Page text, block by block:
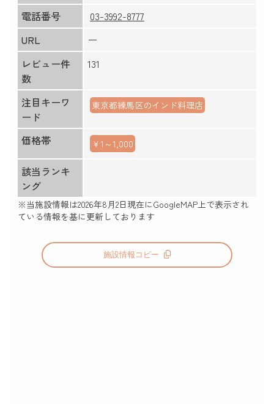
電話番号
03-3992-8777
URL
ー
レビュー件
数
131
注目キーワ
ード
東京都練馬区のインド料理店
価格帯 ￥1～1,000
該当ランキ
ング
※当施設情報は2026年8月2日現在にGoogleMAP上で表示され
ている情報を基に更新しております
施設情報コピー